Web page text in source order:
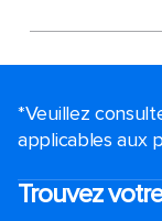
*Veuillez
applicables aux
Trouvez